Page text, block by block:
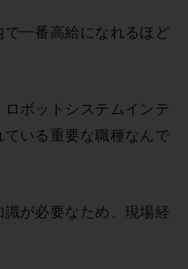
一番高給になれるほど
ボットシステムインテ
いる重要な職種なんで
が必要なため、現場経